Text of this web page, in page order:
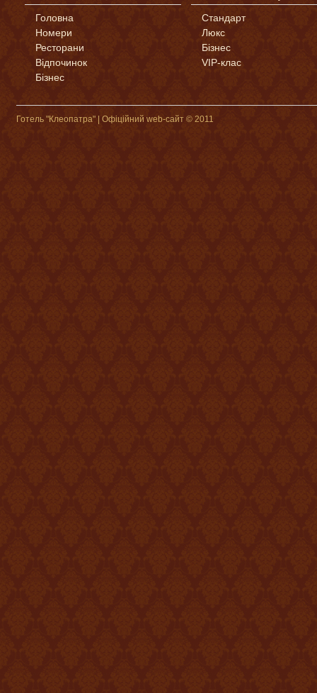
Головна
Номери
Ресторани
Відпочинок
Бізнес
Стандарт
Люкс
Бізнес
VIP-клас
Готель "Клеопатра" | Офіційний web-сайт © 2011